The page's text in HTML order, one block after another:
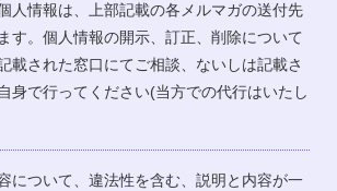
人情報は、上部記載の各メルマガの送付先
す。個人情報の開示、訂正、削除について
載された窓口にてご相談、ないしは記載さ
身で行ってください(当方での代行はいたし
について、違法性を含む、説明と内容が一